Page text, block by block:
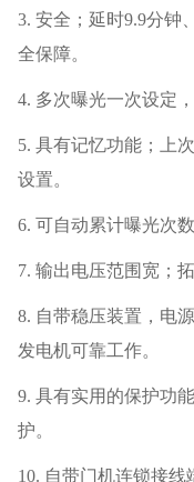
3. 安全；延时9.9分钟
全保障。
4. 多次曝光一次设定，
5. 具有记忆功能；上
设置。
6. 可自动累计曝光次
7. 输出电压范围宽；
8. 自带稳压装置，电
发电机可靠工作。
9. 具有实用的保护功
护。
10. 自带门机连锁接线